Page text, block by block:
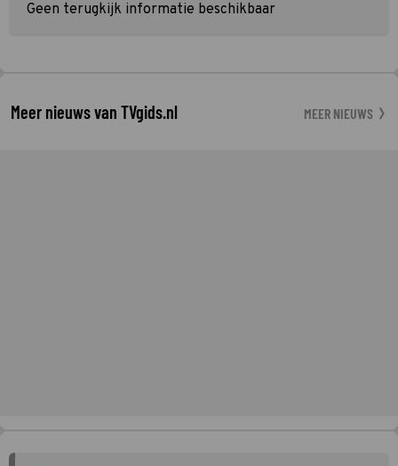
Geen terugkijk informatie beschikbaar
Meer nieuws van TVgids.nl MEER NIEUWS